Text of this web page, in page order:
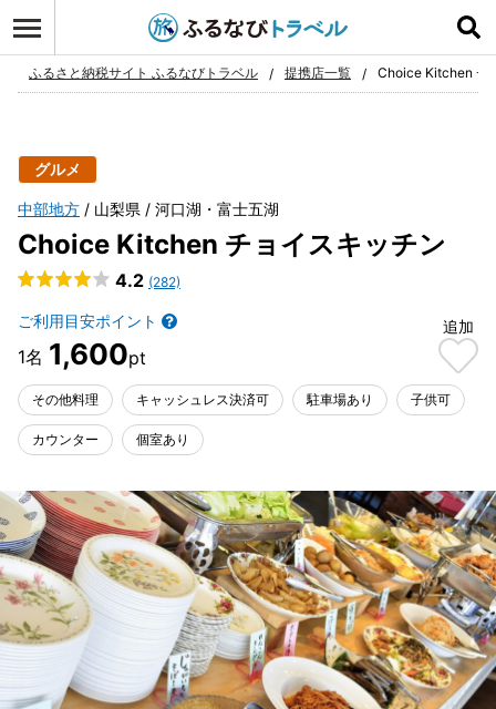
お気に入り
ふるさと納税サイト ふるなびトラベル 提携店一覧 Choice Kitchen チ
グルメ
中部地方 山梨県 河口湖・富士五湖
Choice Kitchen チョイスキッチン
4.2 (282)
ご利用目安ポイント
1,600
追加
その他料理 キャッシュレス決済可 駐車場あり 子供可
カウンター 個室あり